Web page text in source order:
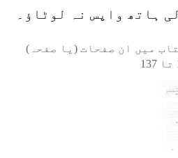
ہاتھ واپس نہ لوٹاؤ۔
میں ان صفحات (یا صفحہ)
تا 137